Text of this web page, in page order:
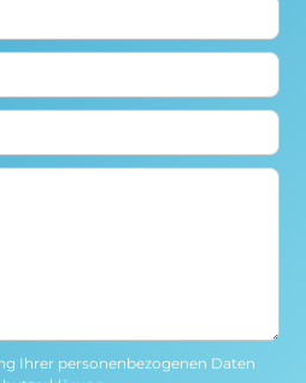
Ihrer personenbezogenen Daten